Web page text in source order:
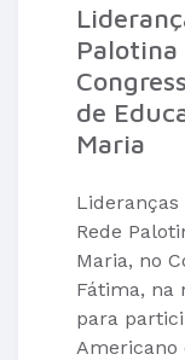
de
Maria
Rede
Maria, no
Fátima, na
para
Americano